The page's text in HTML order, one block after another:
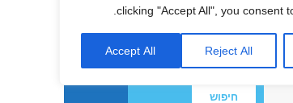
clicking "Accept All", you consent
Reject All
Accept All
חיפוש